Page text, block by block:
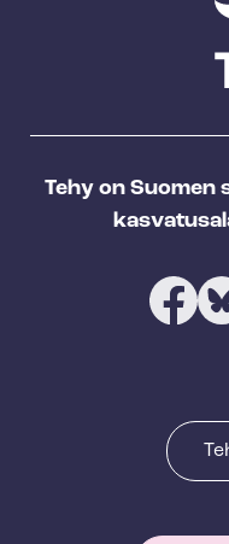
Tehy on Suomen